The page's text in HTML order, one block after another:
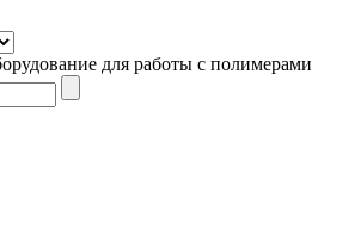
для работы с полимерами